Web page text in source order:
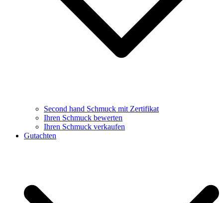
Second hand Schmuck mit Zertifikat
Ihren Schmuck bewerten
Ihren Schmuck verkaufen
Gutachten